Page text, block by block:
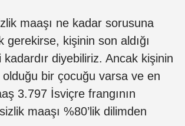
maaşı ne kadar sorusuna
gerekirse, kişinin son aldığı
kadardır diyebiliriz. Ancak kişinin
bir çocuğu varsa ve en
3.797 İsviçre frangının
maaşı %80’lik dilimden